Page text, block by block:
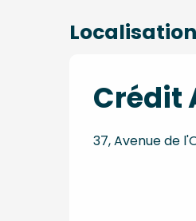
Localisation
Crédit
37, Avenue de